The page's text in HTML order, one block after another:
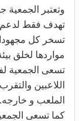
وتعتبر الجمعية
تهدف فقط لدعم
تسخر كل
مواردها لخلق
تسعى الجمعية
اللاعبين
الملعب و خارجه.
كما تسعى